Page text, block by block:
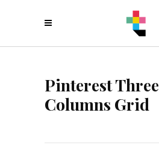
Pinterest Three
Columns Grid